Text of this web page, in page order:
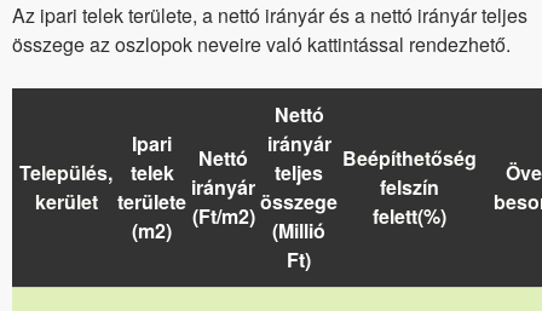
Az ipari telek területe, a nettó irányár és a nettó irányár teljes
összege az oszlopok neveire való kattintással rendezhető.
Település,
kerület
Ipari
telek
területe
(m2)
Nettó
irányár
(Ft/m2)
Nettó
irányár
teljes
összege
(Millió
Ft)
Beépíthetőség
felszín
felett(%)